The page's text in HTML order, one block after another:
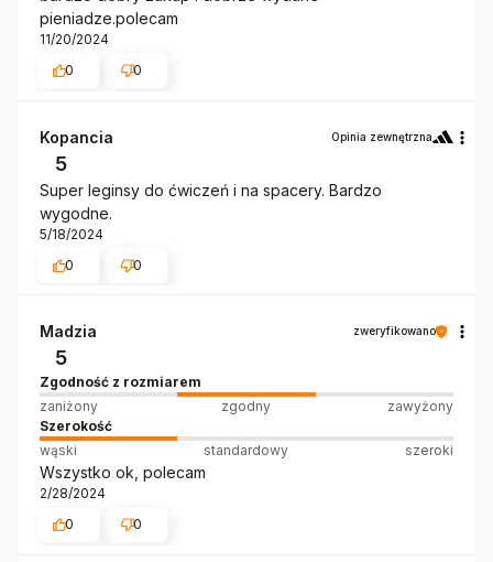
pieniadze.polecam
11/20/2024
0
0
Kopancia Opinia zewnętrzna
5
Super leginsy do ćwiczeń i na spacery. Bardzo
wygodne.
5/18/2024
0
0
Madzia zweryfikowano
5
Zgodność z rozmiarem
zaniżony
zgodny
zawyżony
Szerokość
wąski
standardowy szeroki
Wszystko ok, polecam
2/28/2024
0
0